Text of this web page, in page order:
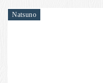
Natsuno